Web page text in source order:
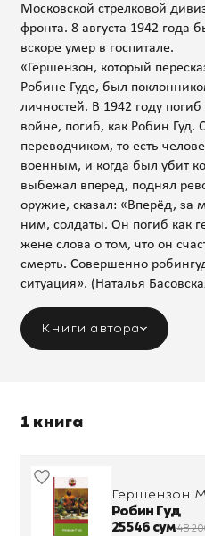
Московской стрелковой
фронта. 8 августа 1942 года
вскоре умер в госпитале.
«Гершензон, который
Робине Гуде, был
личностей. В 1942 году
войне, погиб, как Робин
переводчиком, то есть
военным, и когда был убит
выбежал вперед, поднял
оружие, сказал: «Вперёд,
ним, солдаты. Он погиб как
жене слова о том, что он
смерть. Совершенно
ситуация». (Наталья
Книги автора
1 книга
Гершензон
Робин Гуд
25 546 сум48